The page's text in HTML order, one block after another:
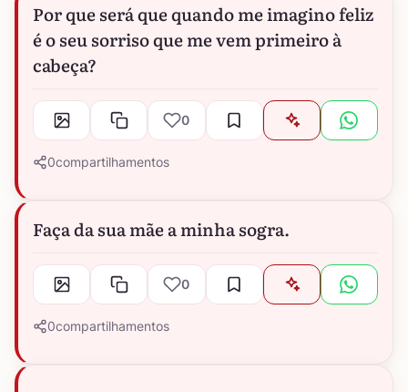
Por que será que quando me imagino feliz
é o seu sorriso que me vem primeiro à
cabeça?
0
0compartilhamentos
Faça da sua mãe a minha sogra.
0
0compartilhamentos